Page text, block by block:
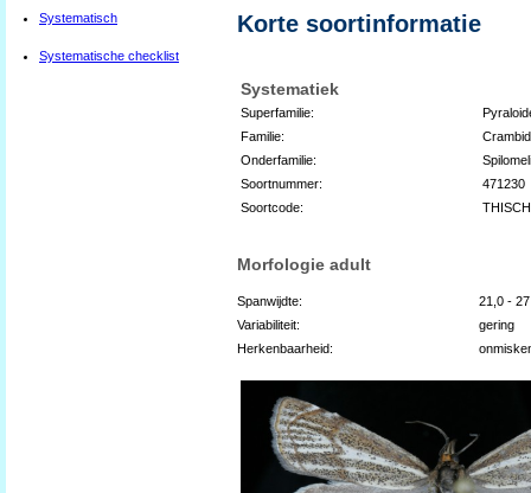
Systematisch
Systematische checklist
Korte soortinformatie
Systematiek
Superfamilie:
Familie:
Onderfamilie:
Soortnummer:
471230
Soortcode:
Morfologie adult
Spanwijdte:
21,0 -
Variabiliteit:
gering
Herkenbaarheid: